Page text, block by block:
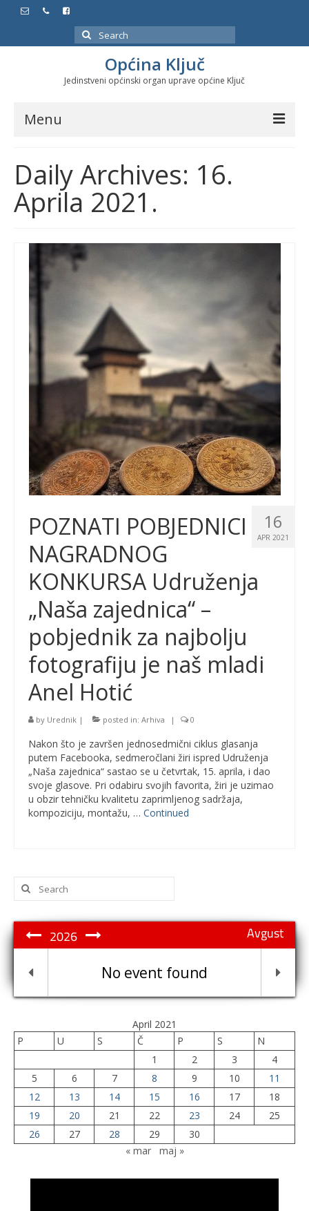
Search
for:
Općina Ključ
Jedinstveni općinski organ uprave općine Ključ
Menu
Službeni glasnici
Javne nabavke
Značajni datumi i manifestacije
Program energetske efikasnosti u stambenom
sektoru
Daily Archives: 16.
Aprila 2021.
16
APR 2021
POZNATI POBJEDNICI
NAGRADNOG
KONKURSA Udruženja
„Naša zajednica“ –
pobjednik za najbolju
fotografiju je naš mladi
Anel Hotić
by Urednik | posted in: Arhiva | 0
Nakon što je završen jednosedmični ciklus glasanja
putem Facebooka, sedmeročlani žiri ispred Udruženja
„Naša zajednica“ sastao se u četvrtak, 15. aprila, i dao
svoje glasove. Pri odabiru svojih favorita, žiri je uzimao
u obzir tehničku kvalitetu zaprimljenog sadržaja,
kompoziciju, montažu, … Continued
Search
for:
Avgust
2026
No event found
April 2021
P
U S Č P S
N
1
2 3
4
5
6 7 8 9 10
11
12
13 14 15 16 17
18
19
20 21 22 23 24
25
26
27 28 29
30
« mar
maj »